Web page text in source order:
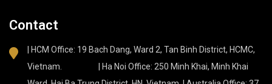
Contact
| HCM Office: 19 Bach Dang, Ward 2, Tan Binh District, HCMC,
Vietnam. | Ha Noi Office: 250 Minh Khai, Minh Khai